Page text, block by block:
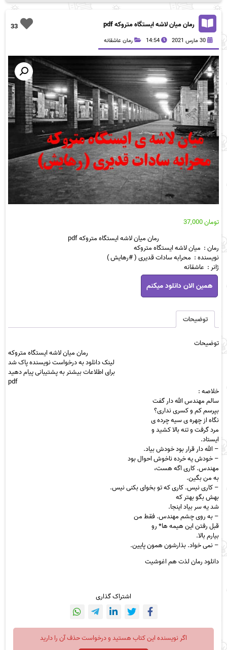
33 رمان میان لاشه ایستگاه متروکه pdf
30 مارس 2021 14:54 رمان عاشقانه
تومان37,000
رمان میان لاشه ایستگاه متروکه pdf
رمان : میان لاشه ایستگاه متروکه
نویسنده : محرابه سادات قدیری ( #رهایش )
ژانر : عاشقانه
رمان
میان
لاشه
متروکه
pdf
همین الان دانلود میکنم
توضیحات
توضیحات
رمان میان لاشه ایستگاه متروکه
لینک دانلود به درخواست نویسنده پاک شد
برای اطلاعات بیشتر به پشتیبانی پیام دهید
pdf
خلاصه :
سالم مهندس الله دار گفت
بپرسم کم و کسری نداری؟
نگاه از چهره ی سیه چرده ی
مرد گرفت و تنه بالا کشید و
ایستاد.
– الله دار قرار بود خودش بیاد.
– خودش یه خرده ناخوش احوال بود
مهندس. کاری اگه هست،
به من بگین.
– کاری نیس. کاری که تو بخوای بکنی نیس.
بهش بگو بهتر که
شد یه سر بیاد اینجا.
– به روی چشم مهندس. فقط من
قبل رفتن این هیمه ها* رو
بیارم بالا.
– نمی خواد. بذارشون همون پایین.
دانلود رمان لذت هم اغوشیت
اشتراک گذاری
اگر نویسنده این کتاب هستید و درخواست حذف آن را دارید